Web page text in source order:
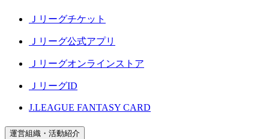
Ｊリーグチケット
Ｊリーグ公式アプリ
Ｊリーグオンラインストア
ＪリーグID
J.LEAGUE FANTASY CARD
運営組織・活動紹介